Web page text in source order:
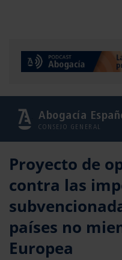
Abogacía
CONSEJO GENERAL
Proyecto de
contra las
países no
Europea